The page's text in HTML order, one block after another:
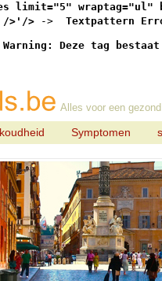
limit="5"
/>'/> -> Textpattern
Deze tag
Alles voor een
Symptomen